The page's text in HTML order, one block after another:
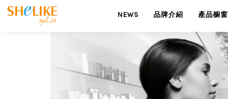
NEWS 品牌介紹 產品櫥窗